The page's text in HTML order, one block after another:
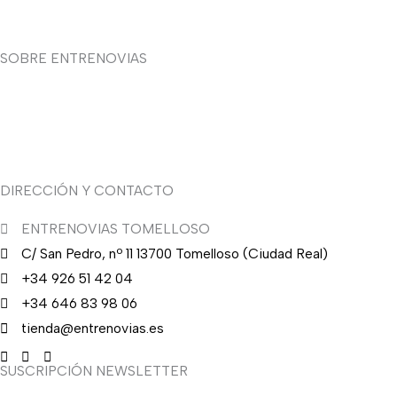
SOBRE ENTRENOVIAS
DIRECCIÓN Y CONTACTO
ENTRENOVIAS TOMELLOSO
C/ San Pedro, nº 11 13700 Tomelloso (Ciudad Real)
+34 926 51 42 04
+34 646 83 98 06
tienda@entrenovias.es
SUSCRIPCIÓN NEWSLETTER